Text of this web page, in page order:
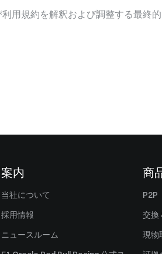
用規約を解釈および調整する最終的
案内
当社について
採用情報
ニュースルーム
商
P2P
交換
現物